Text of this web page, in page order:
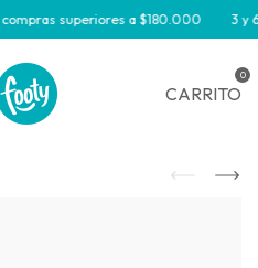
superiores a $180.000 3 y
CARRITO
0